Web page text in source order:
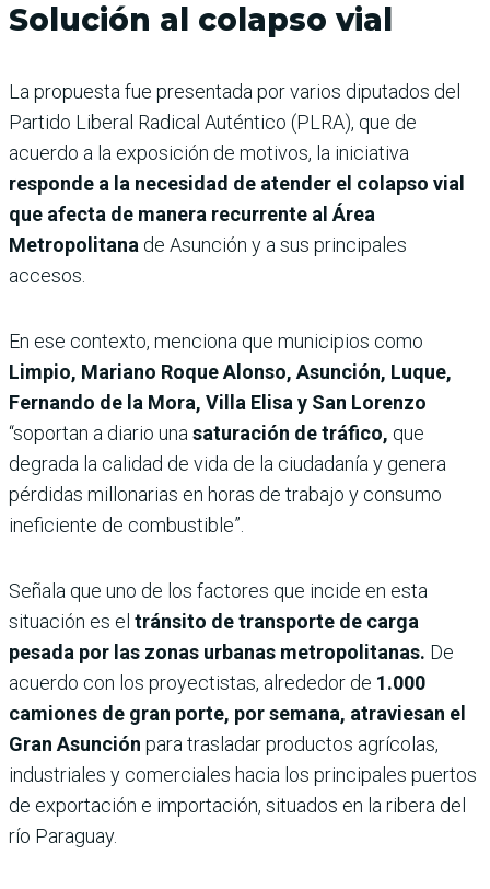
Solución al colapso vial
La propuesta fue presentada por varios diputados del
Partido Liberal Radical Auténtico (PLRA), que de
acuerdo a la exposición de motivos, la iniciativa
responde a la necesidad de atender el colapso vial
que afecta de manera recurrente al Área
Metropolitana de Asunción y a sus principales
accesos.
En ese contexto, menciona que municipios como
Limpio, Mariano Roque Alonso, Asunción, Luque,
Fernando de la Mora, Villa Elisa y San Lorenzo
“soportan a diario una saturación de tráfico, que
degrada la calidad de vida de la ciudadanía y genera
pérdidas millonarias en horas de trabajo y consumo
ineficiente de combustible”.
Señala que uno de los factores que incide en esta
situación es el tránsito de transporte de carga
pesada por las zonas urbanas metropolitanas. De
acuerdo con los proyectistas, alrededor de 1.000
camiones de gran porte, por semana, atraviesan el
Gran Asunción para trasladar productos agrícolas,
industriales y comerciales hacia los principales puertos
de exportación e importación, situados en la ribera del
río Paraguay.